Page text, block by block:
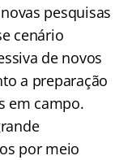
pesquisas
cenário
de novos
a preparação
em campo.
por meio